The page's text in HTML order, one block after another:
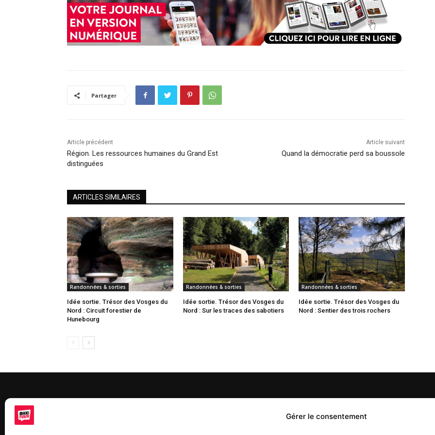
Gérer le consentement
Partager
Article précédent
Région. Les ressources humaines du Grand Est
distinguées
Article suivant
Quand la démocratie perd sa boussole
ARTICLES SIMILAIRES
Randonnées & sorties
Idée sortie. Trésor des Vosges du
Nord : Circuit forestier de
Hunebourg
Randonnées & sorties
Idée sortie. Trésor des Vosges du
Nord : Sur les traces des sabotiers
Randonnées & sorties
Idée sortie. Trésor des Vosges du
Nord : Sentier des trois rochers